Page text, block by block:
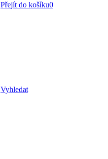
Přejít do košíku0
Vyhledat